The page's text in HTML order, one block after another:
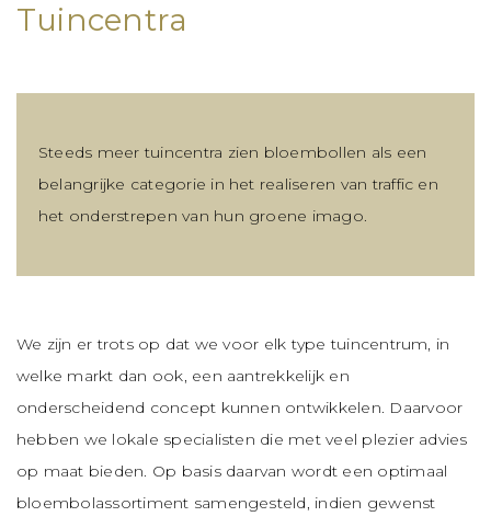
Tuincentra
Steeds meer tuincentra zien bloembollen als een
belangrijke categorie in het realiseren van traffic en
het onderstrepen van hun groene imago.
We zijn er trots op dat we voor elk type tuincentrum, in
welke markt dan ook, een aantrekkelijk en
onderscheidend concept kunnen ontwikkelen. Daarvoor
hebben we lokale specialisten die met veel plezier advies
op maat bieden. Op basis daarvan wordt een optimaal
bloembolassortiment samengesteld, indien gewenst